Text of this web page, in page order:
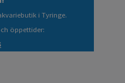
i Tyringe.
öppettider: